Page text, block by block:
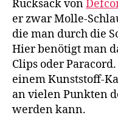
Rucksack von
er zwar Molle-
die man durch die
Hier benötigt man
Clips oder
einem Kunststoff-
an vielen Punkten
werden kann.